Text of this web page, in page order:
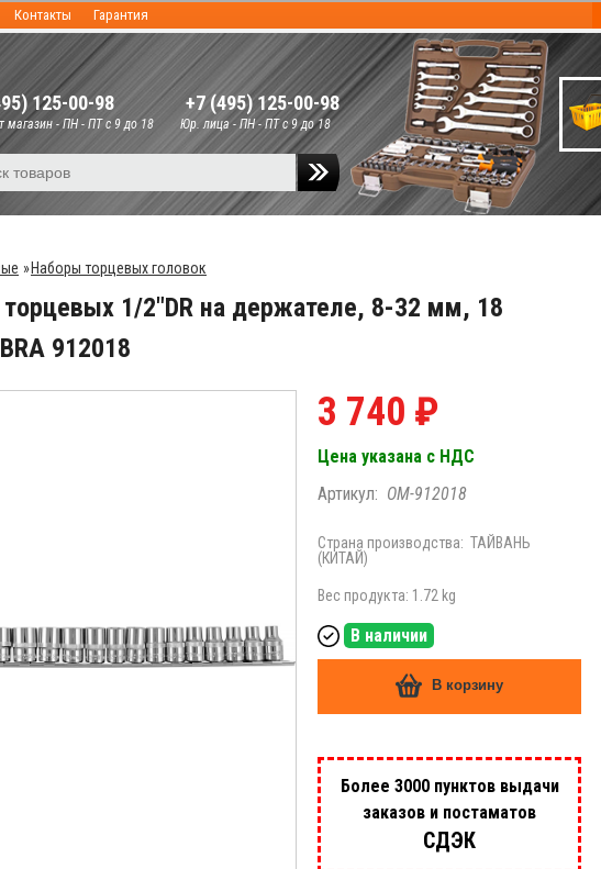
Контакты Гарантия
125-00-98
магазин - ПН - ПТ с 9 до 18
+7 (495) 125-00-98
Юр. лица - ПН - ПТ с 9 до 18
»Наборы торцевых головок
торцевых 1/2"DR на держателе, 8-32 мм, 18
912018
3 740 ₽
Цена указана с НДС
Артикул: OM-912018
Страна производства: ТАЙВАНЬ
(КИТАЙ)
Вес продукта: 1.72 kg
В наличии
В корзину
Более 3000 пунктов выдачи
заказов и постаматов
СДЭК